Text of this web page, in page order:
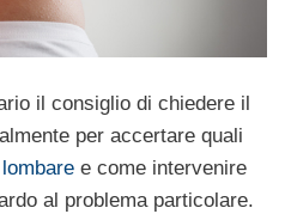
il consiglio di chiedere il
per accertare quali
e come intervenire
al problema particolare.